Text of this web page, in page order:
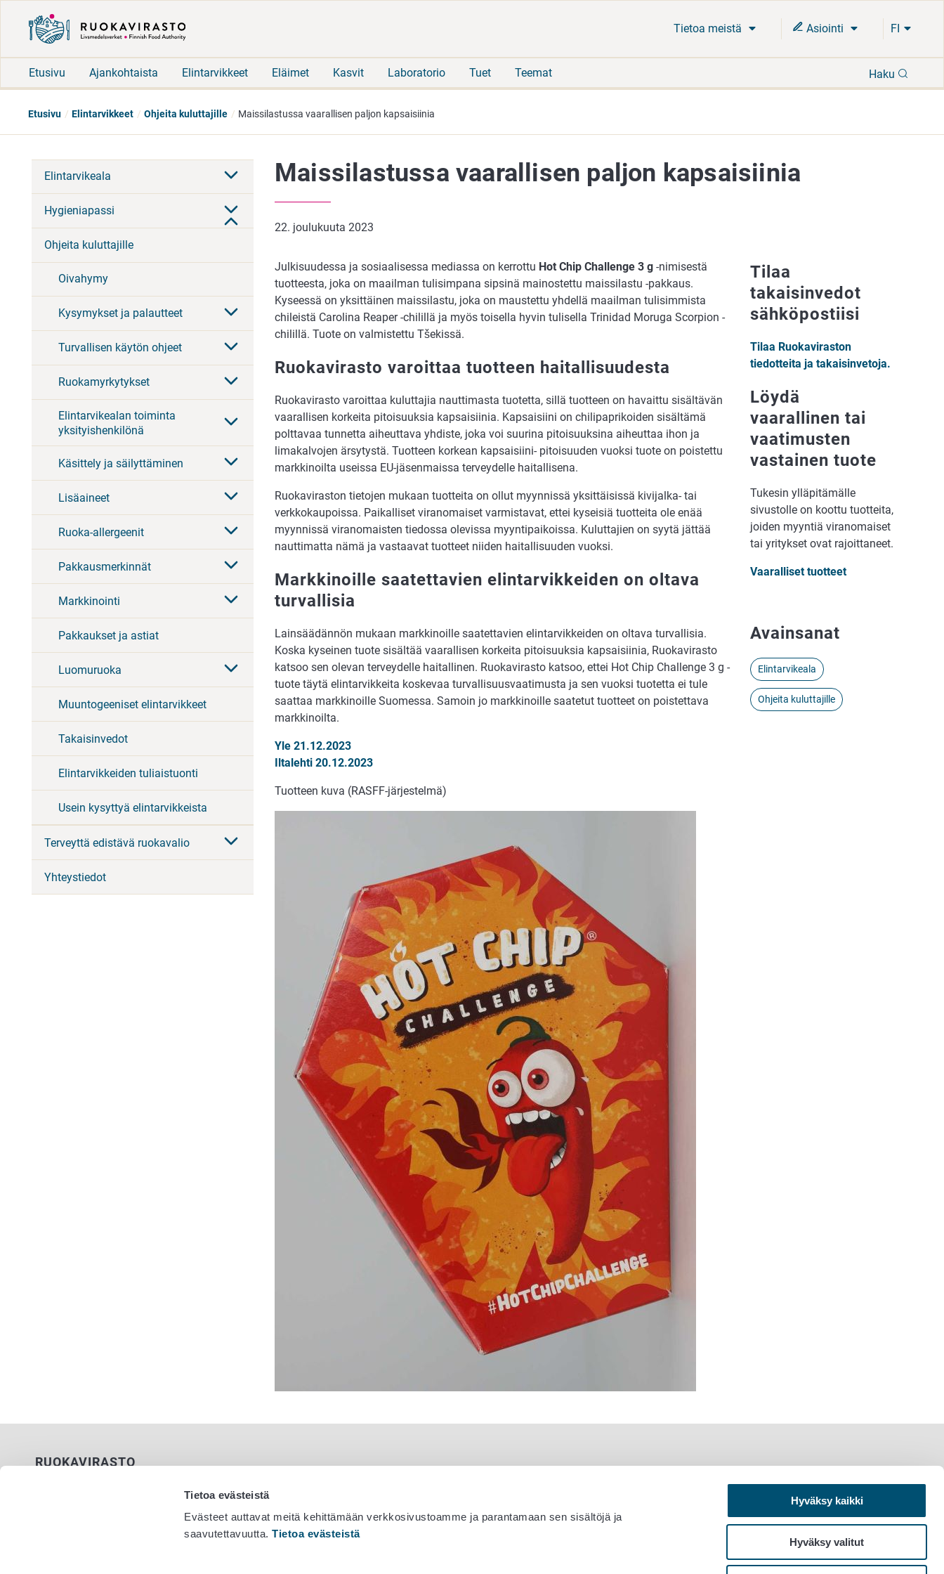
Tietoa evästeistä
Evästeet auttavat meitä kehittämään verkkosivustoamme ja parantamaan sen sisältöjä ja
saavutettavuutta.Tietoa evästeistä
Hyväksy kaikki
Hyväksy valitut
Tietoa meistä Asiointi FI
Etusivu Ajankohtaista Elintarvikkeet Eläimet Kasvit Laboratorio Tuet Teemat Haku
Etusivu Elintarvikkeet Ohjeita kuluttajille Maissilastussa vaarallisen paljon kapsaisiinia
Elintarvikeala
Hygieniapassi
Ohjeita kuluttajille
Oivahymy
Kysymykset ja palautteet
Turvallisen käytön ohjeet
Ruokamyrkytykset
Elintarvikealan toiminta
yksityishenkilönä
Käsittely ja säilyttäminen
Lisäaineet
Ruoka-allergeenit
Pakkausmerkinnät
Markkinointi
Pakkaukset ja astiat
Luomuruoka
Muuntogeeniset elintarvikkeet
Takaisinvedot
Elintarvikkeiden tuliaistuonti
Usein kysyttyä elintarvikkeista
Terveyttä edistävä ruokavalio
Yhteystiedot
Maissilastussa vaarallisen paljon kapsaisiinia
22. joulukuuta 2023
Julkisuudessa ja sosiaalisessa mediassa on kerrottu Hot Chip Challenge 3 g -nimisestä
tuotteesta, joka on maailman tulisimpana sipsinä mainostettu maissilastu -pakkaus.
Kyseessä on yksittäinen maissilastu, joka on maustettu yhdellä maailman tulisimmista
chileistä Carolina Reaper -chilillä ja myös toisella hyvin tulisella Trinidad Moruga Scorpion -
chilillä. Tuote on valmistettu Tšekissä.
Ruokavirasto varoittaa tuotteen haitallisuudesta
Ruokavirasto varoittaa kuluttajia nauttimasta tuotetta, sillä tuotteen on havaittu sisältävän
vaarallisen korkeita pitoisuuksia kapsaisiinia. Kapsaisiini on chilipaprikoiden sisältämä
polttavaa tunnetta aiheuttava yhdiste, joka voi suurina pitoisuuksina aiheuttaa ihon ja
limakalvojen ärsytystä. Tuotteen korkean kapsaisiini- pitoisuuden vuoksi tuote on poistettu
markkinoilta useissa EU-jäsenmaissa terveydelle haitallisena.
Ruokaviraston tietojen mukaan tuotteita on ollut myynnissä yksittäisissä kivijalka- tai
verkkokaupoissa. Paikalliset viranomaiset varmistavat, ettei kyseisiä tuotteita ole enää
myynnissä viranomaisten tiedossa olevissa myyntipaikoissa. Kuluttajien on syytä jättää
nauttimatta nämä ja vastaavat tuotteet niiden haitallisuuden vuoksi.
Markkinoille saatettavien elintarvikkeiden on oltava
turvallisia
Lainsäädännön mukaan markkinoille saatettavien elintarvikkeiden on oltava turvallisia.
Koska kyseinen tuote sisältää vaarallisen korkeita pitoisuuksia kapsaisiinia, Ruokavirasto
katsoo sen olevan terveydelle haitallinen. Ruokavirasto katsoo, ettei Hot Chip Challenge 3 g -
tuote täytä elintarvikkeita koskevaa turvallisuusvaatimusta ja sen vuoksi tuotetta ei tule
saattaa markkinoille Suomessa. Samoin jo markkinoille saatetut tuotteet on poistettava
markkinoilta.
Yle 21.12.2023
Iltalehti 20.12.2023
Tuotteen kuva (RASFF-järjestelmä)
Tilaa
takaisinvedot
sähköpostiisi
Tilaa Ruokaviraston
tiedotteita ja takaisinvetoja.
Löydä
vaarallinen tai
vaatimusten
vastainen tuote
Tukesin ylläpitämälle
sivustolle on koottu tuotteita,
joiden myyntiä viranomaiset
tai yritykset ovat rajoittaneet.
Vaaralliset tuotteet
Avainsanat
Elintarvikeala
Ohjeita kuluttajille
RUOKAVIRASTO